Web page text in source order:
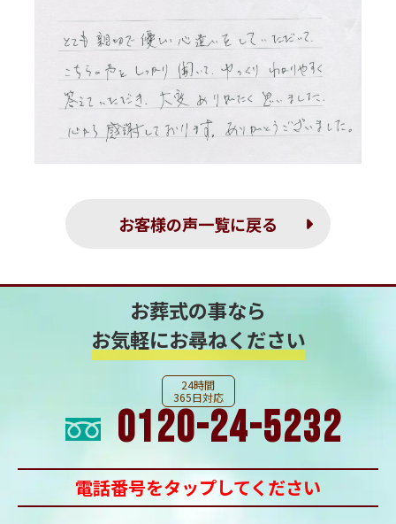
お客様の声一覧に戻る
お葬式の事なら
お気軽にお尋ねください
24時間
365日対応
0120-24-5232
電話番号をタップしてください